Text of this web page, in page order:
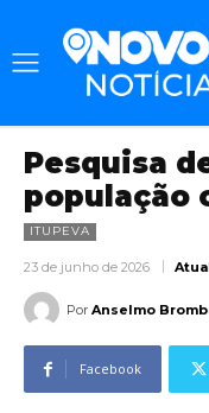
Pesquisa
população
ITUPEVA
23 de junho de 2026
Por Anselmo
Facebook